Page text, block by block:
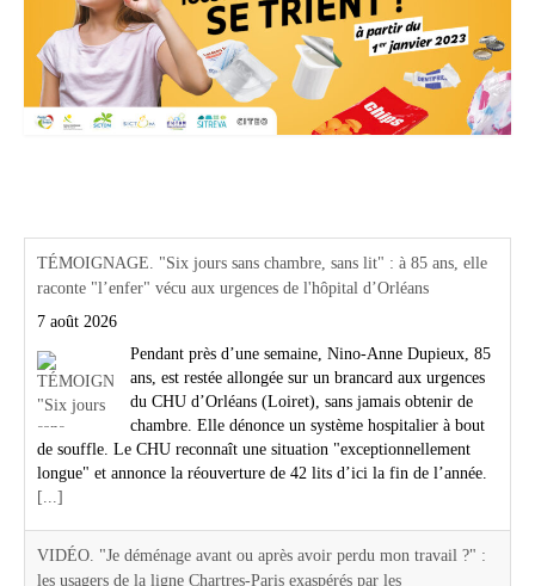
TÉMOIGNAGE. "Six jours sans chambre, sans lit" : à 85 ans, elle
raconte "l’enfer" vécu aux urgences de l'hôpital d’Orléans
7 août 2026
Pendant près d’une semaine, Nino-Anne Dupieux, 85
ans, est restée allongée sur un brancard aux urgences
du CHU d’Orléans (Loiret), sans jamais obtenir de
chambre. Elle dénonce un système hospitalier à bout
de souffle. Le CHU reconnaît une situation "exceptionnellement
longue" et annonce la réouverture de 42 lits d’ici la fin de l’année.
[...]
VIDÉO. "Je déménage avant ou après avoir perdu mon travail ?" :
les usagers de la ligne Chartres-Paris exaspérés par les